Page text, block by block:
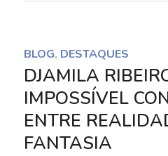
BLOG, DESTAQUES
DJAMILA
IMPOSSÍVEL
ENTRE
FANTASIA